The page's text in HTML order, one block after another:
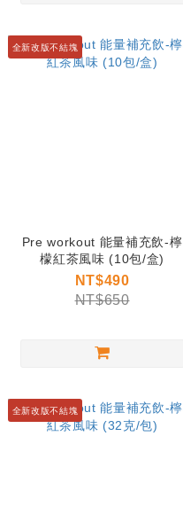
全新改版不結塊
Pre workout 能量補充飲-檸
檬紅茶風味 (10包/盒)
NT$490
NT$650
全新改版不結塊